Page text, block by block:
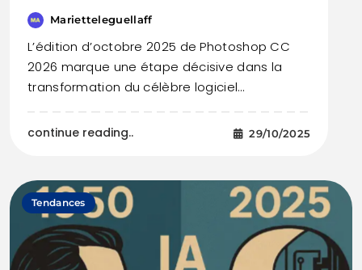
Marietteleguellaff
L’édition d’octobre 2025 de Photoshop CC
2026 marque une étape décisive dans la
transformation du célèbre logiciel…
continue reading.. 29/10/2025
Tendances